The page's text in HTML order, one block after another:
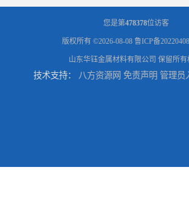
您是第478378位访客
版权所有 ©2026-08-08 鲁ICP备
山东华钰金属材料有限公司 保留所有
技术支持： 八方资源网 免责声明 管理员